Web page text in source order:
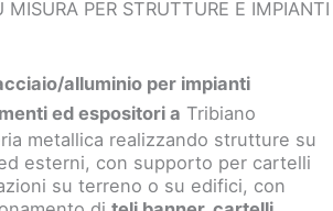
MISURA PER STRUTTURE E IMPIANTI
alluminio per impianti
ed espositori a Tribiano
metallica realizzando strutture su
esterni, con supporto per cartelli
su terreno o su edifici, con